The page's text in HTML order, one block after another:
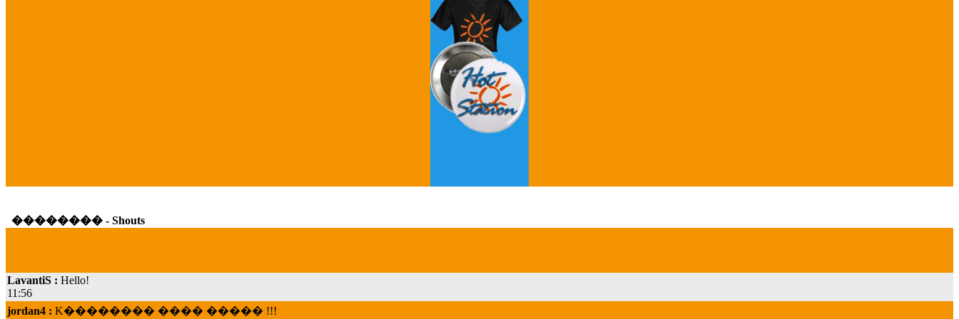
Grey's Anatomy
�������� - Shouts
11:56
jordan4 :K�������� ���� ����� !!!
19:45